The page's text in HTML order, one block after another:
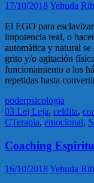
17/10/2018Yehuda
El EGO para
impotencia real, o
automática y natural
grito y/o agitación
funcionamiento a los
repetidas hasta
poderpsicologia
03 Lej Leja, celdita,
CTerapia, emocional,
Coaching
16/10/2018Yehuda